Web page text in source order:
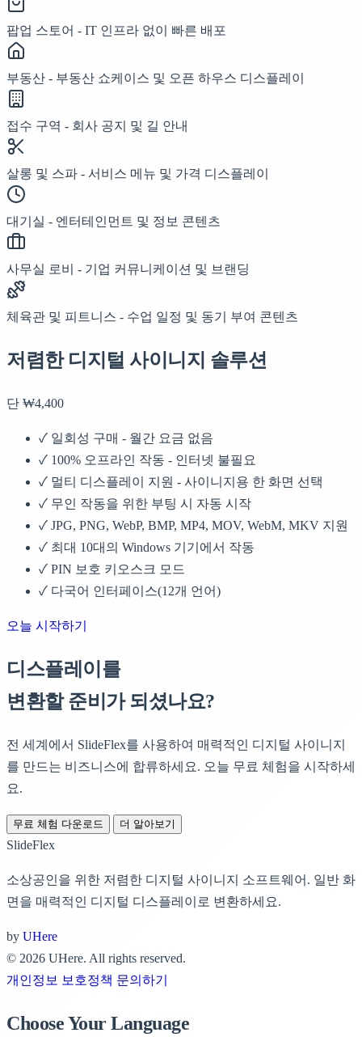
팝업 스토어 - IT 인프라 없이 빠른 배포
부동산 - 부동산 쇼케이스 및 오픈 하우스 디스플레이
접수 구역 - 회사 공지 및 길 안내
살롱 및 스파 - 서비스 메뉴 및 가격 디스플레이
대기실 - 엔터테인먼트 및 정보 콘텐츠
사무실 로비 - 기업 커뮤니케이션 및 브랜딩
체육관 및 피트니스 - 수업 일정 및 동기 부여 콘텐츠
저렴한 디지털 사이니지 솔루션
단 ₩4,400
✓ 일회성 구매 - 월간 요금 없음
✓ 100% 오프라인 작동 - 인터넷 불필요
✓ 멀티 디스플레이 지원 - 사이니지용 한 화면 선택
✓ 무인 작동을 위한 부팅 시 자동 시작
✓ JPG, PNG, WebP, BMP, MP4, MOV, WebM, MKV 지원
✓ 최대 10대의 Windows 기기에서 작동
✓ PIN 보호 키오스크 모드
✓ 다국어 인터페이스(12개 언어)
오늘 시작하기
디스플레이를
변환할 준비가 되셨나요?
전 세계에서 SlideFlex를 사용하여 매력적인 디지털 사이니지
를 만드는 비즈니스에 합류하세요. 오늘 무료 체험을 시작하세
요.
무료 체험 다운로드 더 알아보기
SlideFlex
소상공인을 위한 저렴한 디지털 사이니지 소프트웨어. 일반 화
면을 매력적인 디지털 디스플레이로 변환하세요.
by UHere
© 2026 UHere. All rights reserved.
개인정보 보호정책 문의하기
Choose Your Language